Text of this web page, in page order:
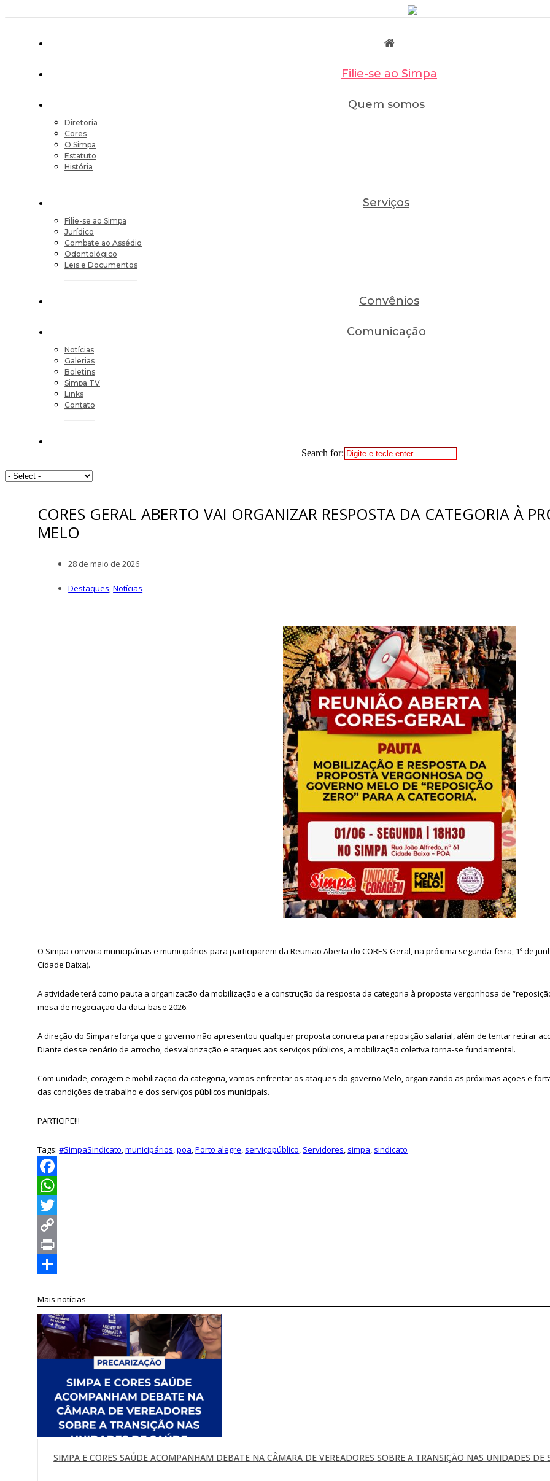
Filie-se ao Simpa
Quem somos
Diretoria
Cores
O Simpa
Estatuto
História
Serviços
Filie-se ao Simpa
Jurídico
Combate ao Assédio
Odontológico
Leis e Documentos
Convênios
Comunicação
Notícias
Galerias
Boletins
Simpa TV
Links
Contato
Search for:
CORES GERAL ABERTO VAI ORGANIZAR RESPOSTA DA CATEGORIA À
MELO
28 de maio de 2026
Destaques,Notícias
O Simpa convoca municipárias e municipários para participarem da Reunião Aberta do CORES-Geral, na próxima segunda-feira, 1º de
Cidade Baixa).
A atividade terá como pauta a organização da mobilização e a construção da resposta da categoria à proposta vergonhosa de
mesa de negociação da data-base 2026.
A direção do Simpa reforça que o governo não apresentou qualquer proposta concreta para reposição salarial, além de tentar retirar
Diante desse cenário de arrocho, desvalorização e ataques aos serviços públicos, a mobilização coletiva torna-se fundamental.
Com unidade, coragem e mobilização da categoria, vamos enfrentar os ataques do governo Melo, organizando as próximas ações e
das condições de trabalho e dos serviços públicos municipais.
PARTICIPE!!!
Tags:#SimpaSindicato,municipários,poa,Porto alegre, serviçopúblico, Servidores, simpa, sindicato
Facebook
WhatsApp
Twitter
Copy
Link
Print
Mais notícias
SIMPA E CORES SAÚDE ACOMPANHAM DEBATE NA CÂMARA DE VEREADORES SOBRE A TRANSIÇÃO NAS UNIDADES DE